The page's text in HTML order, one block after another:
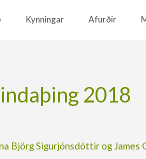
Kynningar Afurðir
2018
Björg Sigurjónsdóttir og James